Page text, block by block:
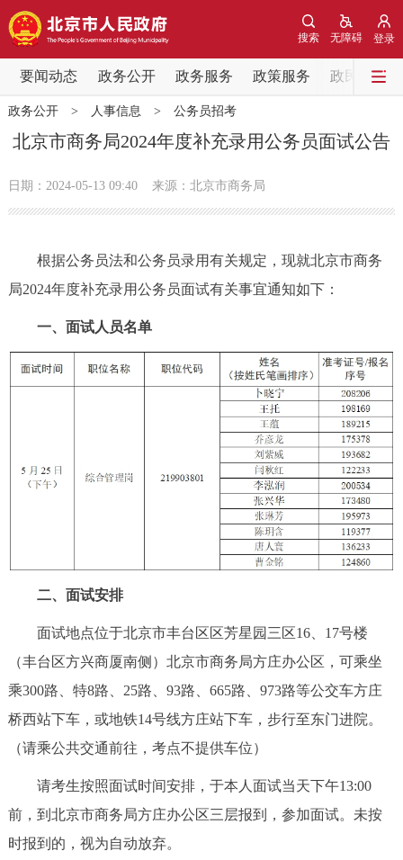
登录
无障碍
搜索
要闻动态 政务公开 政务服务 政策服务 政民互动
要闻动态
党中央精神 国务院信息
政务公开
市领导
政策兑现 政策解读 回应关切
政务服务
部门服务
便民服务 利企服务 投资项目
中介服务 阳光政务
政民互动
12345网上接诉即办 我要咨询 我要建议
走进北京
政务公开> 人事信息 > 公务员招考
北京市商务局2024年度补充录用公务员面试公告
日期：2024-05-13 09:40 来源：北京市商务局
根据公务员法和公务员录用有关规定，现就北京市商务
局2024年度补充录用公务员面试有关事宜通知如下：
一、面试人员名单
二、面试安排
面试地点位于北京市丰台区区芳星园三区16、17号楼
（丰台区方兴商厦南侧）北京市商务局方庄办公区，可乘坐
乘300路、特8路、25路、93路、665路、973路等公交车方庄
桥西站下车，或地铁14号线方庄站下车，步行至东门进院。
（请乘公共交通前往，考点不提供车位）
请考生按照面试时间安排，于本人面试当天下午13:00
前，到北京市商务局方庄办公区三层报到，参加面试。未按
时报到的，视为自动放弃。